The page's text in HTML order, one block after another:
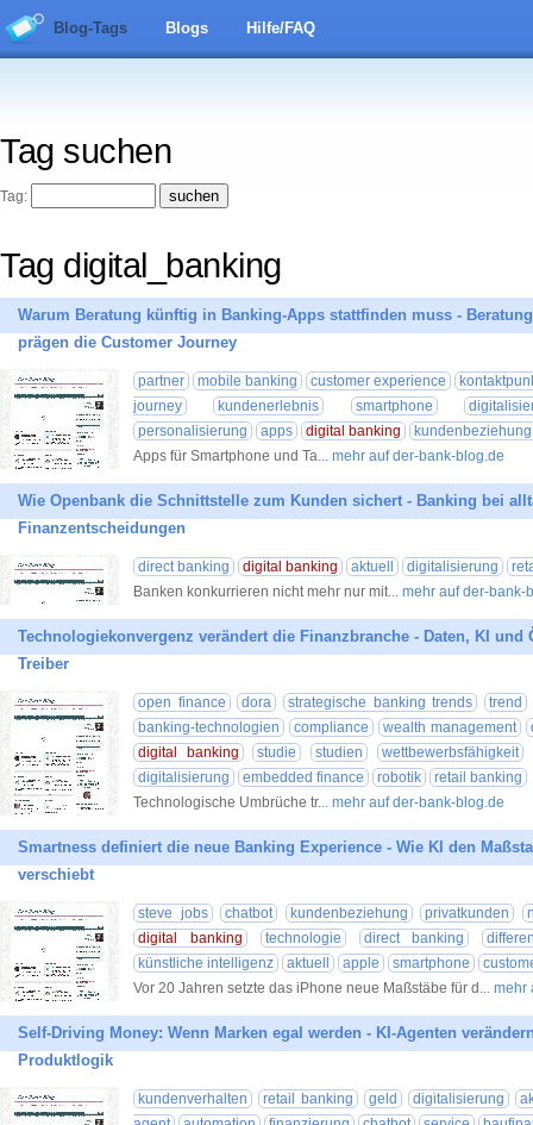
Blog-Tags Blogs Hilfe/FAQ
Tag suchen
Tag:
Tag digital_banking
Warum Beratung künftig in Banking-Apps stattfinden muss -
prägen die Customer Journey
partner mobile banking customer experience
journey
kundenerlebnis smartphone
personalisierung
apps digital banking
kundenbeziehung
Apps für Smartphone und Ta... mehr auf der-bank-blog.de
Wie Openbank die Schnittstelle zum Kunden sichert - Banking bei
Finanzentscheidungen
direct banking digital banking aktuell digitalisierung
Banken konkurrieren nicht mehr nur mit... mehr auf der-bank-
Technologiekonvergenz verändert die Finanzbranche - Daten, KI und
Treiber
open finance dora strategische banking trends
trend
banking-technologien
compliance wealth management
digital banking
studie studien
wettbewerbsfähigkeit
digitalisierung
embedded finance robotik
retail banking
Technologische Umbrüche tr... mehr auf der-bank-blog.de
Smartness definiert die neue Banking Experience - Wie KI den
verschiebt
steve jobs chatbot kundenbeziehung privatkunden
digital banking
technologie direct banking
künstliche intelligenz
aktuell apple smartphone
Vor 20 Jahren setzte das iPhone neue Maßstäbe für d ... mehr
Self-Driving Money: Wenn Marken egal werden - KI-Agenten
Produktlogik
kundenverhalten retail banking geld digitalisierung